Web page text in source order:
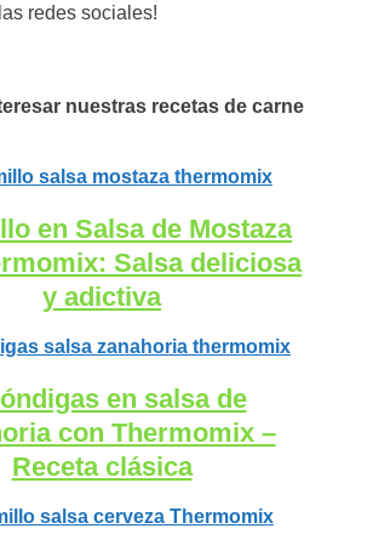
redes sociales!
nuestras recetas de carne
en Salsa de Mostaza
Salsa deliciosa
y adictiva
en salsa de
con Thermomix –
Receta clásica